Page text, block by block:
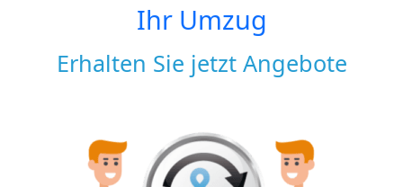
Ihr Umzug
Erhalten Sie jetzt Angebote